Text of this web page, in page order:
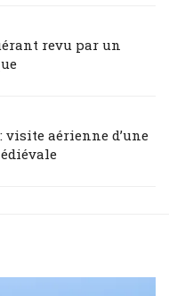
revu par un
visite aérienne d’une